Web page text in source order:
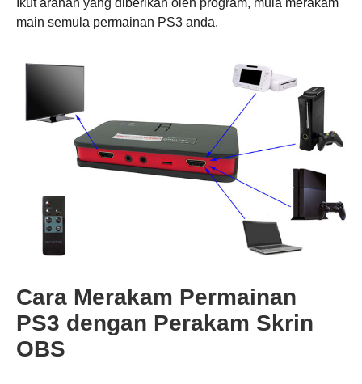
main semula permainan PS3 anda.
Cara Merakam Permainan
PS3 dengan Perakam Skrin
OBS